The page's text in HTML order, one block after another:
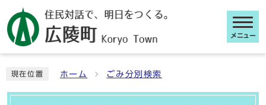
メニュー
現在位置 ホーム ごみ分別検索